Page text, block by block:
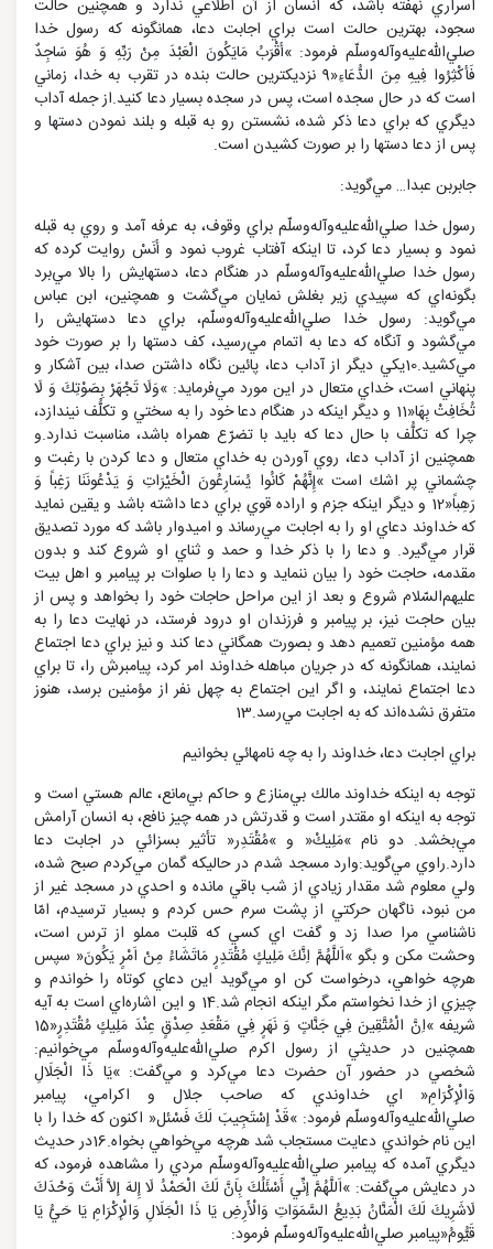
اسراري نهفته باشد، كه انسان از آن اطلاعي ندارد و همچنين حالت
سجود، بهترين حالت است براي اجابت دعا، همانگونه كه رسول خدا
صلي‌الله‌عليه‌و‌آله‌و‌سلّم فرمود: »أقْرَبُ مَايَكُونَ الْعَبْدَ مِنْ رَبِّهِ وَ هُوَ سَاجِدٌ
فَأكْثِرُوا فِيهِ مِنَ الدُّعَاءِ«9 نزديكترين حالت بنده در تقرب به خدا، زماني
است كه در حال سجده است، پس در سجده بسيار دعا كنيد.از جمله آداب
ديگري كه براي دعا ذكر شده، نشستن رو به قبله و بلند نمودن دستها و
پس از دعا دستها را بر صورت كشيدن است.
جابربن عبدا… مي‌گويد:
رسول خدا صلي‌الله‌عليه‌و‌آله‌و‌سلّم براي وقوف، به عرفه آمد و روي به قبله
نمود و بسيار دعا كرد، تا اينكه آفتاب غروب نمود و أنَسْ روايت كرده كه
رسول خدا صلي‌الله‌عليه‌و‌آله‌و‌سلّم در هنگام دعا، دستهايش را بالا مي‌برد
بگونه‌اي كه سپيدي زير بغلش نمايان مي‌گشت و همچنين، ابن عباس
مي‌گويد: رسول خدا صلي‌الله‌عليه‌و‌آله‌و‌سلّم، براي دعا دستهايش را
مي‌گشود و آنگاه كه دعا به اتمام مي‌رسيد، كف دستها را بر صورت خود
مي‌كشيد.10يكي ديگر از آداب دعا، پائين نگاه داشتن صدا، بين آشكار و
پنهاني است، خداي متعال در اين مورد مي‌فرمايد: »وَلَا تَجْهَرْ بِصَوْتِكَ وَ لَا
تُخَافِتْ بِهَا«11 و ديگر اينكه در هنگام دعا خود را به سختي و تكلُّف نيندازد،
چرا كه تكلُّف با حال دعا كه بايد با تضرّع همراه باشد، مناسبت ندارد.و
همچنين از آداب دعا، روي آوردن به خداي متعال و دعا كردن با رغبت و
چشماني پر اشك است »إِنَّهُمْ كَانُوا يُسَارِعُونَ الْخَيْرَاتِ وَ يَدْعُونَنَا رَغِباً وَ
رَهِباً«12 و ديگر اينكه جزم و اراده قوي براي دعا داشته باشد و يقين نمايد
كه خداوند دعاي او را به اجابت مي‌رساند و اميدوار باشد كه مورد تصديق
قرار مي‌گيرد. و دعا را با ذكر خدا و حمد و ثناي او شروع كند و بدون
مقدمه، حاجت خود را بيان ننمايد و دعا را با صلوات بر پيامبر و اهل بيت
عليهم‌السّلام شروع و بعد از اين مراحل حاجات خود را بخواهد و پس از
بيان حاجت نيز، بر پيامبر و فرزندان او درود فرستد، در نهايت دعا را به
همه مؤمنين تعميم دهد و بصورت همگاني دعا كند و نيز براي دعا اجتماع
نمايند، همانگونه كه در جريان مباهله خداوند امر كرد، پيامبرش را، تا براي
دعا اجتماع نمايند، و اگر اين اجتماع به چهل نفر از مؤمنين برسد، هنوز
متفرق نشده‌اند كه به اجابت مي‌رسد.13
براي اجابت دعا، خداوند را به چه نامهائي بخوانيم
توجه به اينكه خداوند مالك بي‌منازع و حاكم بي‌مانع، عالم هستي است و
توجه به اينكه او مقتدر است و قدرتش در همه چيز نافع، به انسان آرامش
مي‌بخشد. دو نام »مَلِيكْ« و »مُقْتَدِر« تأثير بسزائي در اجابت دعا
دارد.راوي مي‌گويد:وارد مسجد شدم در حاليكه گمان مي‌كردم صبح شده،
ولي معلوم شد مقدار زيادي از شب باقي مانده و احدي در مسجد غير از
من نبود، ناگهان حركتي از پشت سرم حس كردم و بسيار ترسيدم، امّا
ناشناسي مرا صدا زد و گفت اي كسي كه قلبت مملو از ترس است،
وحشت مكن و بگو »اَللَّهُمَّ اِنَّكَ مَلِيكٍ مُقْتَدِرٍ مَاتَشَاءُ مِنْ اَمْرٍ يَكُونَ« سپس
هرچه خواهي، درخواست كن او مي‌گويد اين دعاي كوتاه را خواندم و
چيزي از خدا نخواستم مگر اينكه انجام شد.14 و اين اشاره‌اي است به آيه
شريفه »اِنَّ الْمُتَّقِينَ فِي جَنَّاتٍ وَ نَهَرٍ فِي مَقْعَدِ صِدْقٍ عِنْدَ مَلِيكٍ مُقْتَدِرٍ«15
همچنين در حديثي از رسول اكرم صلي‌الله‌عليه‌و‌آله‌و‌سلّم مي‌خوانيم:
شخصي در حضور آن حضرت دعا مي‌كرد و مي‌گفت: »يَا ذَا الْجَلَالِ
وَالْإِكْرَامِ« اي خداوندي كه صاحب جلال و اكرامي، پيامبر
صلي‌الله‌عليه‌و‌آله‌و‌سلّم فرمود: »قَدْ إسْتَجِيبَ لَكَ فَسْئل« اكنون كه خدا را با
اين نام خواندي دعايت مستجاب شد هرچه مي‌خواهي بخواه.16در حديث
ديگري آمده كه پيامبر صلي‌الله‌عليه‌و‌آله‌و‌سلّم مردي را مشاهده فرمود، كه
در دعايش مي‌گفت: »اَللَّهُمَّ إنِّي أَسْئَلُكَ بِاَنَّ لَكَ الْحَمْدُ لَا إِلهَ إلاَّ أَنْتَ وَحْدَكَ
لَاشَرِيكَ لَكَ الْمَنَّانُ بَدِيعُ السَّمَوَاتِ وَالْأَرِضِ يَا ذَا الْجَلَالِ وَالْإِكْرَامِ يَا حَيُّ يَا
قَيُّومُ«پيامبر صلي‌الله‌عليه‌و‌آله‌و‌سلّم فرمود: